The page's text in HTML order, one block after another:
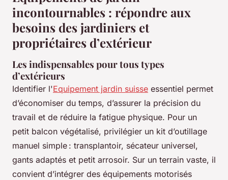
incontournables : répondre aux
besoins des jardiniers et
propriétaires d’extérieur
Les indispensables pour tous types
d’extérieurs
Identifier l'Equipement jardin suisse essentiel permet
d’économiser du temps, d’assurer la précision du
travail et de réduire la fatigue physique. Pour un
petit balcon végétalisé, privilégier un kit d’outillage
manuel simple : transplantoir, sécateur universel,
gants adaptés et petit arrosoir. Sur un terrain vaste, il
convient d’intégrer des équipements motorisés